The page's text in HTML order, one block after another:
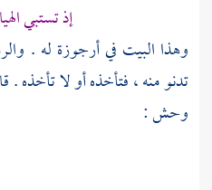
إذ تستبي
وهذا البيت في أرجوزة له .
تدنو منه ، فتأخذه أو لا تأخذه .
وحش :